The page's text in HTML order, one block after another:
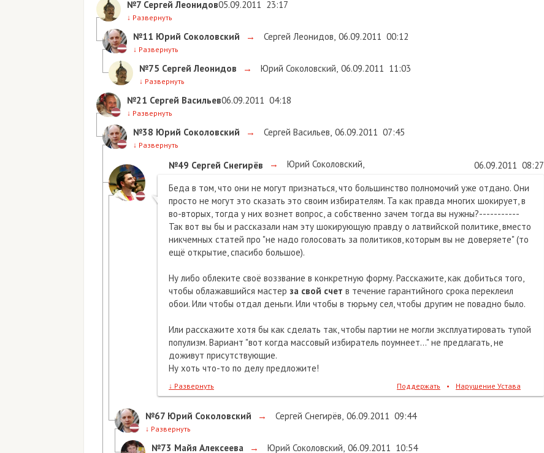
№7 Сергей Леонидов05.09.2011 23:17
↓ Развернуть
№11 Юрий Соколовский → Сергей Леонидов, 06.09.2011 00:12
↓ Развернуть
№75 Сергей Леонидов → Юрий Соколовский, 06.09.2011 11:03
↓ Развернуть
№21 Сергей Васильев06.09.2011 04:18
↓ Развернуть
№38 Юрий Соколовский → Сергей Васильев, 06.09.2011 07:45
↓ Развернуть
№49 Сергей Снегирёв → Юрий Соколовский, 06.09.2011 08:27
Беда в том, что они не могут признаться, что большинство полномочий уже отдано. Они
просто не могут это сказать это своим избирателям. Та как правда многих шокирует, в
во-вторых, тогда у них вознет вопрос, а собственно зачем тогда вы нужны?-----------
Так вот вы бы и рассказали нам эту шокирующую правду о латвийской политике, вместо
никчемных статей про "не надо голосовать за политиков, которым вы не доверяете" (то
ещё открытие, спасибо большое).
Ну либо облеките своё воззвание в конкретную форму. Расскажите, как добиться того,
чтобы облажавшийся мастер за свой счет в течение гарантийного срока переклеил
обои. Или чтобы отдал деньги. Или чтобы в тюрьму сел, чтобы другим не повадно было.
Или расскажите хотя бы как сделать так, чтобы партии не могли эксплуатировать тупой
популизм. Вариант "вот когда массовый избиратель поумнеет..." не предлагать, не
доживут присутствующие.
Ну хоть что-то по делу предложите!
↓ Развернуть Поддержать • Нарушение Устава
№67 Юрий Соколовский → Сергей Снегирёв, 06.09.2011 09:44
↓ Развернуть
№73 Майя Алексеева → Юрий Соколовский, 06.09.2011 10:54